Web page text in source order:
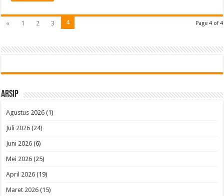
Page 4 of 4
« 1 2 3 4
Arsip
Agustus 2026 (1)
Juli 2026 (24)
Juni 2026 (6)
Mei 2026 (25)
April 2026 (19)
Maret 2026 (15)